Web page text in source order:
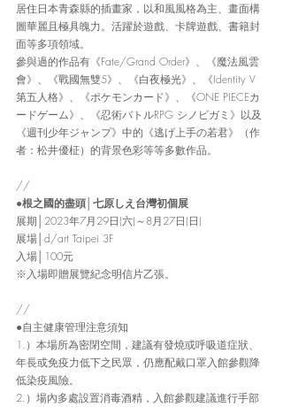
居住日本青森縣的插畫家，以和風風格為主、畫面構
圖華麗且極具魄力。活躍於遊戲、卡牌遊戲、書籍封
面等多項領域。
參與過的作品有《Fate/Grand Order》、《魔法風雲
會》、《戰國無雙5》、《白夜極光》、《Identity V
第五人格》、《ポケモンカード》、《ONE PIECEカ
ードゲーム》、《忍術バトルRPG シノビガミ》以及
《週刊少年ジャンプ》中的《逃げ上手の若君》（作
者：松井優柾）的背景色彩等等多數作品。
//
●根之國的盡頭│七原しえ台灣初個展
展期│2023年7月29日(六)～8月27日(日)
展場│d/art Taipei 3F
入場│100元
※入場即贈展覽紀念明信片乙張。
//
●自主健康管理注意須知
1.）本場所為密閉空間，建議有發燒或呼吸道症狀、
年長或免疫力低下之民眾，仍應配戴口罩入館參觀降
低染疫風險。
2.）場內多處設置消毒酒精，入館參觀建議進行手部